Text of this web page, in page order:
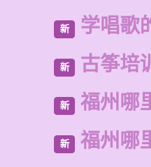
新 学唱歌
新 古筝培
新 福州哪
新 福州哪